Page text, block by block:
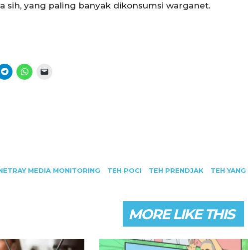
sih, yang paling banyak dikonsumsi warganet.
MEDIA MONITORING TEH POCI TEH PRENDJAK TEH
MORE LIKE THIS